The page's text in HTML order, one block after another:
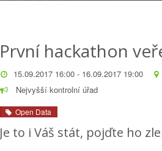
První hackathon
15.09.2017 16:00 - 16.09.2017 19:00
Nejvyšší kontrolní úřad
Open Data
Je to i Váš stát, pojďte ho